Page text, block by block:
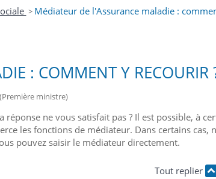
> Médiateur de l'Assurance maladie :
: COMMENT Y RECOURIR
ministre)
ne vous satisfait pas ? Il est possible, à
les fonctions de médiateur. Dans certains cas,
pouvez saisir le médiateur directement.
Tout replier